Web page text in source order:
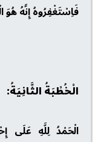
فَاِسْتَغْفِرُوهُ إِنَّهُ هُوَ
الْخُطْبَةُ الثَّانِيَةُ:
الْحَمْدُ لِلَّهِ عَلَى